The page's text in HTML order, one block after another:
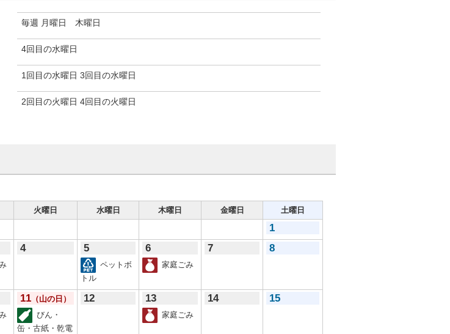
毎週 月曜日 木曜日
4回目の水曜日
1回目の水曜日 3回目の水曜日
2回目の火曜日 4回目の火曜日
火曜日 水曜日 木曜日 金曜日 土曜日
1
4 5
ペットボ
トル
6
家庭ごみ
7 8
11 （山の日）
びん・
缶・古紙・乾電
12 13
家庭ごみ
14 15